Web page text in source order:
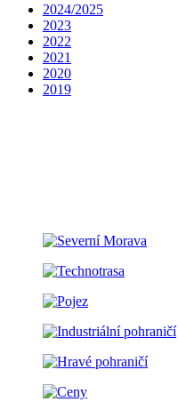
2024/2025
2023
2022
2021
2020
2019